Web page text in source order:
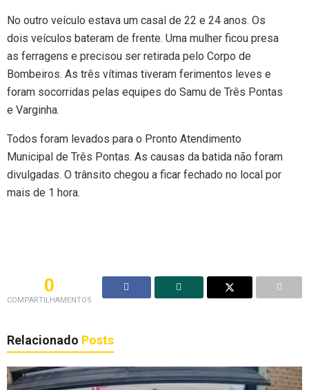
No outro veículo estava um casal de 22 e 24 anos. Os
dois veículos bateram de frente. Uma mulher ficou presa
as ferragens e precisou ser retirada pelo Corpo de
Bombeiros. As três vítimas tiveram ferimentos leves e
foram socorridas pelas equipes do Samu de Três Pontas
e Varginha.
Todos foram levados para o Pronto Atendimento
Municipal de Três Pontas. As causas da batida não foram
divulgadas. O trânsito chegou a ficar fechado no local por
mais de 1 hora.
0
COMPARTILHAMENTOS
Relacionado Posts